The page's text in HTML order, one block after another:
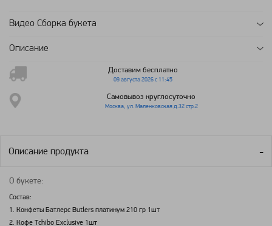
Видео Сборка букета
Описание
Доставим бесплатно
09 августа 2026 с 11:45
Самовывоз круглосуточно
Москва, ул. Маленковская д.32 стр.2
Описание продукта
О букете:
Состав:
1. Конфеты Батлерс Butlers платинум 210 гр 1шт
2. Кофе Tchibo Exclusive 1шт